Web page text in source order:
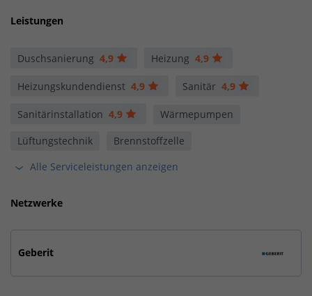
Leistungen
Duschsanierung 4,9 Heizung 4,9
Heizungskundendienst 4,9 Sanitär 4,9
Sanitärinstallation 4,9
Wärmepumpen
Lüftungstechnik
Brennstoffzelle
Alle Serviceleistungen anzeigen
Netzwerke
Geberit